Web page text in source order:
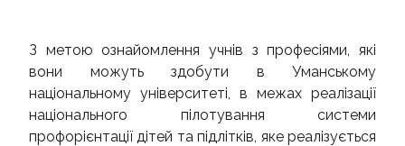
КАФЕДРИ
СПІВПРАЦЯ З РОБОТОДАВЦЯМИ
ВИХОВНА РОБОТА
З метою ознайомлення учнів з професіями, які
вони можуть здобути в Уманському
національному університеті, в межах реалізації
національного пілотування системи
профорієнтації дітей та підлітків, яке реалізується